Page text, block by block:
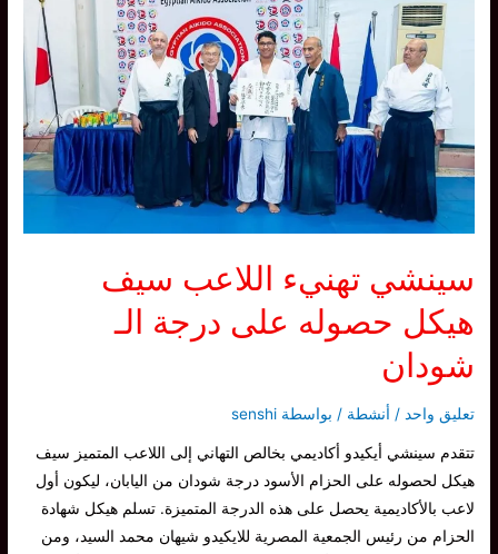
ايكيدو
يجتازون
اختبارات
الاحزمة
الكيو
–
اغسطس
2023
سينشي تهنيء اللاعب سيف
هيكل حصوله على درجة الـ
شودان
تعليق واحد / أنشطة / بواسطة senshi
تتقدم سينشي أيكيدو أكاديمي بخالص التهاني إلى اللاعب المتميز سيف
هيكل لحصوله على الحزام الأسود درجة شودان من اليابان، ليكون أول
لاعب بالأكاديمية يحصل على هذه الدرجة المتميزة. تسلم هيكل شهادة
الحزام من رئيس الجمعية المصرية للايكيدو شيهان محمد السيد، ومن